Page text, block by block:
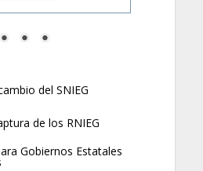
del SNIEG
de los RNIEG
Gobiernos Estatales